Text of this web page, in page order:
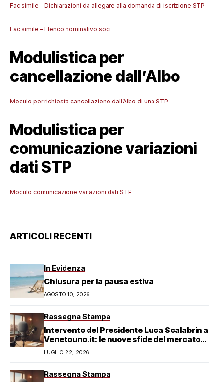
Fac simile – Dichiarazioni da allegare alla domanda di iscrizione STP
Fac simile – Elenco nominativo soci
Modulistica per
cancellazione dall’Albo
Modulo per richiesta cancellazione dall’Albo di una STP
Modulistica per
comunicazione variazioni
dati STP
Modulo comunicazione variazioni dati STP
ARTICOLI RECENTI
In Evidenza
Chiusura per la pausa estiva
AGOSTO 10, 2026
Rassegna Stampa
Intervento del Presidente Luca Scalabrin a
Venetouno.it: le nuove sfide del mercato
del lavoro veneziano
LUGLIO 22, 2026
Rassegna Stampa